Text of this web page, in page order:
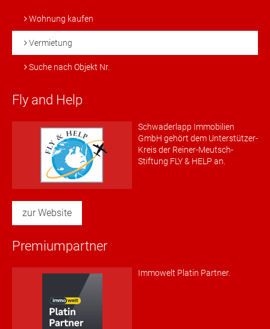
Wohnung kaufen
Vermietung
Suche nach Objekt Nr.
Fly and Help
Schwaderlapp Immobilien
GmbH gehört dem Unterstützer-
Kreis der Reiner-Meutsch-
Stiftung FLY & HELP an.
zur Website
Premiumpartner
Immowelt Platin Partner.